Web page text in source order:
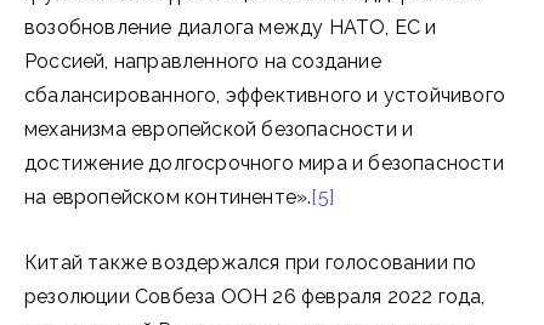
возобновление диалога между НАТО, ЕС и
Россией, направленного на создание
сбалансированного, эффективного и устойчивого
механизма европейской безопасности и
достижение долгосрочного мира и безопасности
на европейском континенте».[5]
Китай также воздержался при голосовании по
резолюции Совбеза ООН 26 февраля 2022 года,